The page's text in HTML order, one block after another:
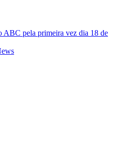
ABC pela primeira vez dia 18 de